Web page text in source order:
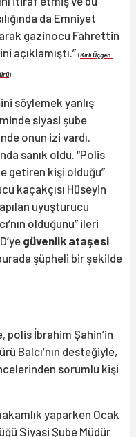
da Emniyet
gazinocu Fahrettin
açıklamıştı.” (Kirli Üçgen:
)
söylemek yanlış
siyasi şube
onun izi vardı.
sanık oldu. “Polis
getiren kişi olduğu”
kaçakçısı Hüseyin
uyuşturucu
olduğunu” ileri
güvenlik ataşesi
şüpheli bir şekilde
polis İbrahim Şahin’in
Balcı’nın desteğiyle,
sorumlu kişi
yaparken Ocak
Siyasi Şube Müdür